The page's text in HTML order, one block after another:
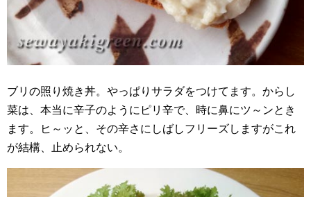
ブリの照り焼き丼。やっぱりサラダをつけてます。からし
菜は、本当に辛子のようにピリ辛で、時に鼻にツ～ンとき
ます。ヒ～ッと、その辛さにしばしフリーズしますがこれ
が結構、止められない。